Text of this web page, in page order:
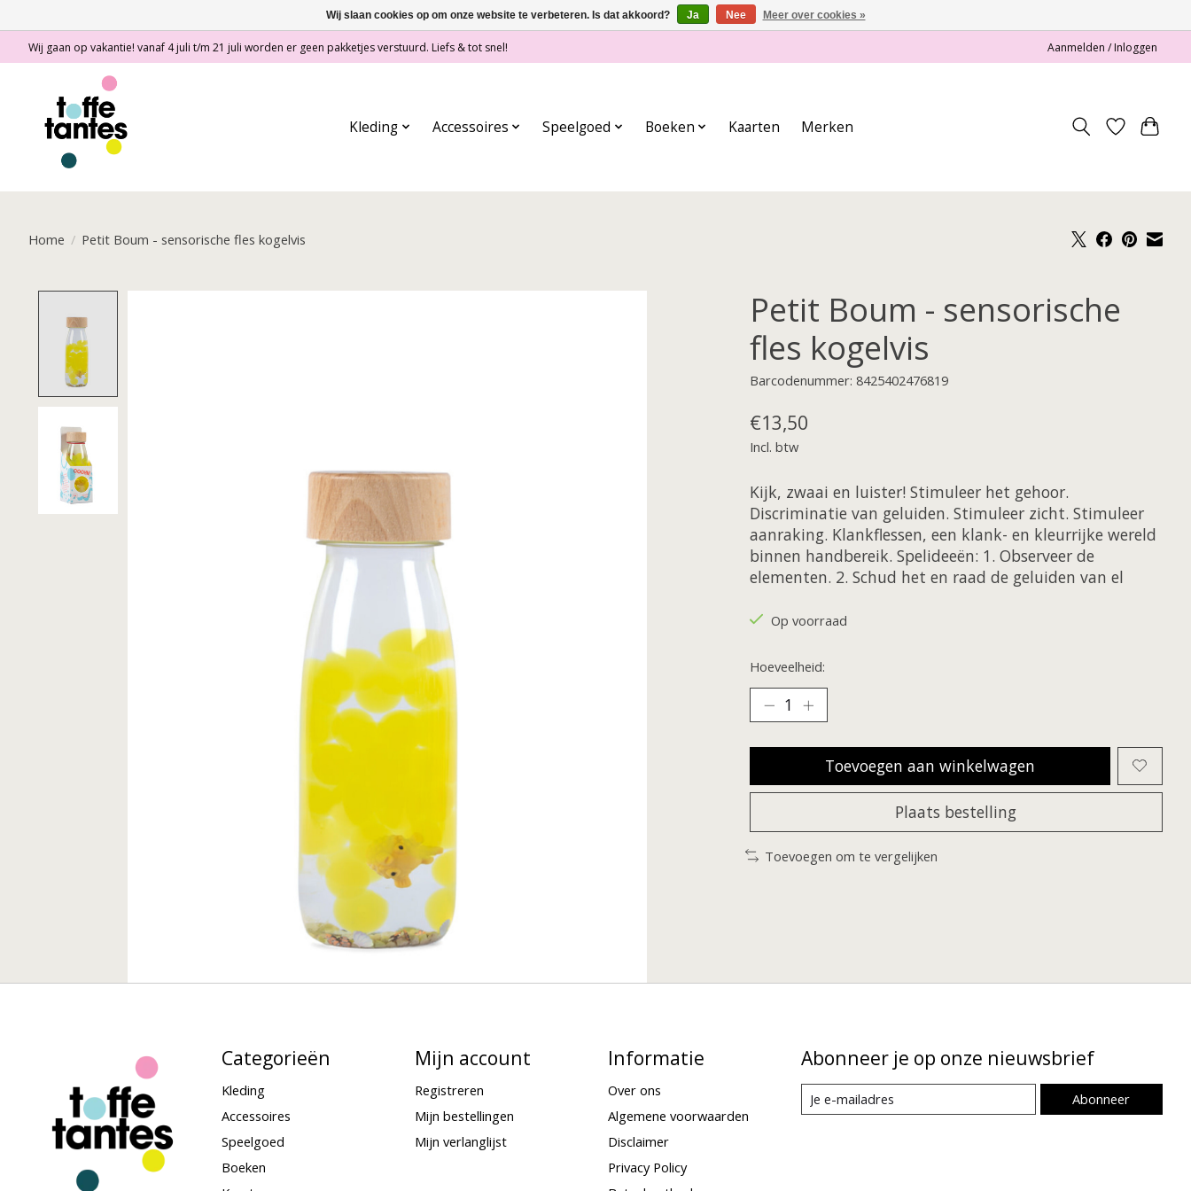
Wij gaan op vakantie! vanaf 4 juli t/m 21 juli worden er geen pakketjes verstuurd. Liefs & tot snel! Aanmelden / Inloggen
Kleding Accessoires Speelgoed Boeken Kaarten Merken
Home / Petit Boum - sensorische fles kogelvis
Petit Boum - sensorische
fles kogelvis
Barcodenummer: 8425402476819
€13,50
Incl. btw
Kijk, zwaai en luister! Stimuleer het gehoor.
Discriminatie van geluiden. Stimuleer zicht. Stimuleer
aanraking. Klankflessen, een klank- en kleurrijke wereld
binnen handbereik. Spelideeën: 1. Observeer de
elementen. 2. Schud het en raad de geluiden van el
Op voorraad
Hoeveelheid:
Toevoegen aan winkelwagen
Plaats bestelling
Toevoegen om te vergelijken
Categorieën
Kleding
Accessoires
Speelgoed
Boeken
Mijn account
Registreren
Mijn bestellingen
Mijn verlanglijst
Informatie
Over ons
Algemene voorwaarden
Disclaimer
Privacy Policy
Abonneer je op onze nieuwsbrief
Abonneer
Wij slaan cookies op om onze website te verbeteren. Is dat akkoord? Ja Nee Meer over cookies »